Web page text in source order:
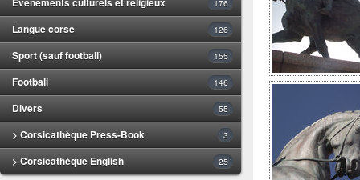
176
Langue corse 126
Sport (sauf football) 155
Football 146
Divers 55
> Corsicathèque Press-Book 3
> Corsicathèque English 25